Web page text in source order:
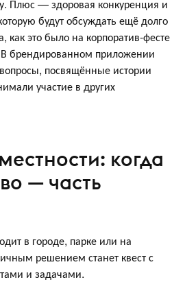
Плюс — здоровая конкуренция и
будут обсуждать ещё долго
как это было на корпоратив-фесте
брендированном приложении
посвящённые истории
участие в других
когда
— часть
в городе, парке или на
решением станет квест с
и задачами.